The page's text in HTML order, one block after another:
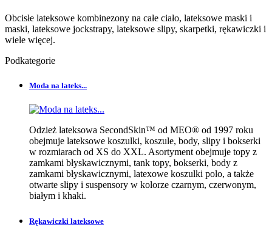
Obcisłe lateksowe kombinezony na całe ciało, lateksowe maski i
maski, lateksowe jockstrapy, lateksowe slipy, skarpetki, rękawiczki i
wiele więcej.
Podkategorie
Moda na lateks...
Odzież lateksowa SecondSkin™ od MEO® od 1997 roku
obejmuje lateksowe koszulki, koszule, body, slipy i bokserki
w rozmiarach od XS do XXL. Asortyment obejmuje topy z
zamkami błyskawicznymi, tank topy, bokserki, body z
zamkami błyskawicznymi, latexowe koszulki polo, a także
otwarte slipy i suspensory w kolorze czarnym, czerwonym,
białym i khaki.
Rękawiczki lateksowe